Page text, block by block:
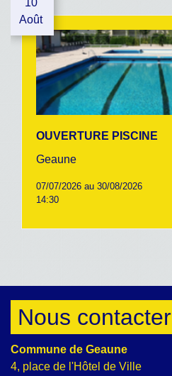
Août
OUVERTURE PISCINE
Geaune
07/07/2026 au 30/08/2026
14:30
Nous contacter
Commune de Geaune
4, place de l'Hôtel de Ville